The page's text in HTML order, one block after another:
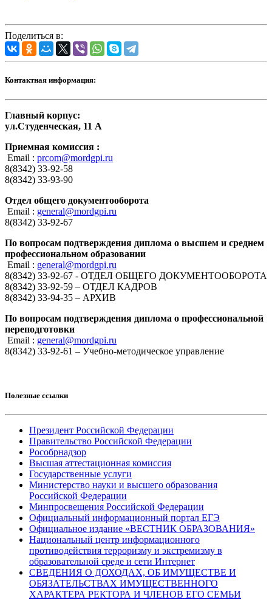
Поделиться в:
Контактная информация:
Главный корпус:
ул.Студенческая, 11 А
Приемная комиссия :
Email : prcom@mordgpi.ru
8(8342) 33-92-58
8(8342) 33-93-90
Отдел общего документооборота
Email : general@mordgpi.ru
8(8342) 33-92-67
По вопросам подтверждения диплома о высшем и среднем
профессиональном образовании
Email : general@mordgpi.ru
8(8342) 33-92-67 - ОТДЕЛ ОБЩЕГО ДОКУМЕНТООБОРОТА
8(8342) 33-92-59 – ОТДЕЛ КАДРОВ
8(8342) 33-94-35 – АРХИВ
По вопросам подтверждения диплома о профессиональной
переподготовки
Email : general@mordgpi.ru
8(8342) 33-92-61 – Учебно-методическое управление
Полезные ссылки
Президент Российской Федерации
Правительство Российской Федерации
Рособрнадзор
Высшая аттестационная комиссия
Государственные услуги
Министерство науки и высшего образования
Российской Федерации
Минпросвещения Российской Федерации
Официальный информационный портал ЕГЭ
Официальное издание «ВЕСТНИК ОБРАЗОВАНИЯ»
Национальный центр информационного
противодействия терроризму и экстремизму в
образовательной среде и сети Интернет
СВЕДЕНИЯ О ДОХОДАХ, ОБ ИМУЩЕСТВЕ И
ОБЯЗАТЕЛЬСТВАХ ИМУЩЕСТВЕННОГО
ХАРАКТЕРА РЕКТОРА И ЧЛЕНОВ ЕГО СЕМЬИ